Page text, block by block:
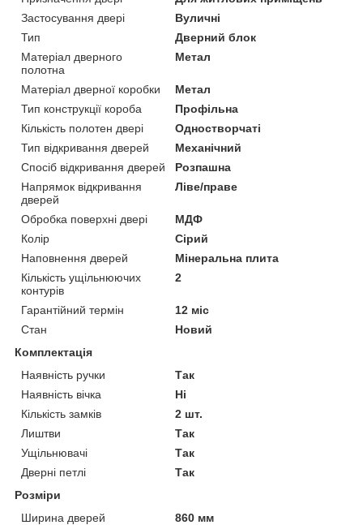
Застосування двері
Вуличні
Тип
Дверний блок
Матеріал дверного
полотна
Метал
Матеріал дверної коробки
Метал
Тип конструкції короба
Профільна
Кількість полотен двері
Одностворчаті
Тип відкривання дверей
Механічний
Спосіб відкривання дверей
Розпашна
Напрямок відкривання
дверей
Ліве/праве
Обробка поверхні двері
МДФ
Колір
Сірий
Наповнення дверей
Мінеральна плита
Кількість ущільнюючих
контурів
2
Гарантійний термін
12 міс
Стан
Новий
Комплектація
Наявність ручки
Так
Наявність вічка
Ні
Кількість замків
2 шт.
Лиштви
Так
Ущільнювачі
Так
Дверні петлі
Так
Розміри
Ширина дверей
860 мм